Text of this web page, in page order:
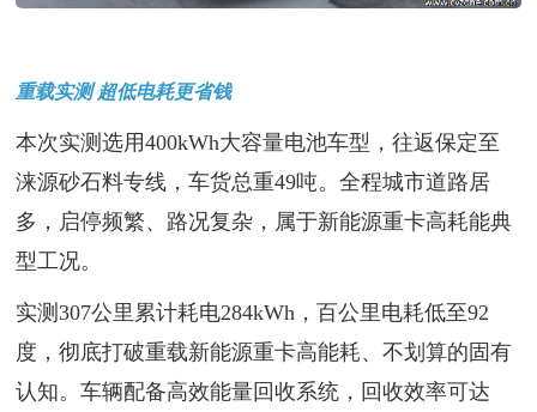
重载实测 超低电耗更省钱
本次实测选用400kWh大容量电池车型，往返保定至
涞源砂石料专线，车货总重49吨。全程城市道路居
多，启停频繁、路况复杂，属于新能源重卡高耗能典
型工况。
实测307公里累计耗电284kWh，百公里电耗低至92
度，彻底打破重载新能源重卡高能耗、不划算的固有
认知。车辆配备高效能量回收系统，回收效率可达